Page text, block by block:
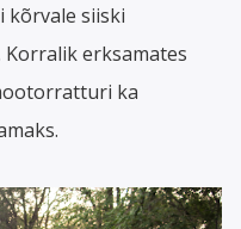
kõrvale siiski
erksamates
ka